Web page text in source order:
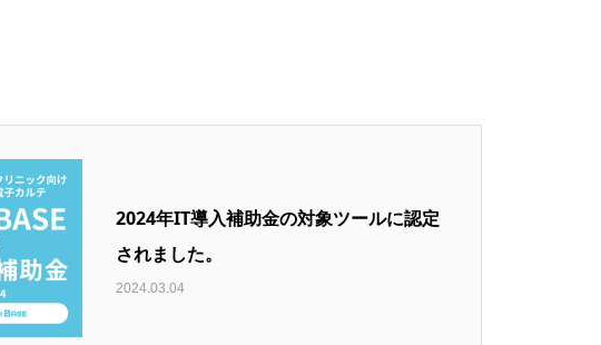
2024年IT導入補助金の対象ツールに認定
されました。
2024.03.04